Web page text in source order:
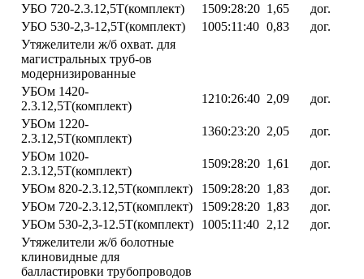
УБО 720-2.3.12,5Т(комплект)
1509:28:20 1,65
дог.
УБО 530-2,3-12,5Т(комплект)
1005:11:40 0,83
дог.
Утяжелители ж/б охват. для
магистральных труб-ов
модернизированные
УБОм 1420-
2.3.12,5Т(комплект)
1210:26:40 2,09
дог.
УБОм 1220-
2.3.12,5Т(комплект)
1360:23:20 2,05
дог.
УБОм 1020-
2.3.12,5Т(комплект)
1509:28:20 1,61
дог.
УБОм 820-2.3.12,5Т(комплект)
1509:28:20 1,83
дог.
УБОм 720-2.3.12,5Т(комплект)
1509:28:20 1,83
дог.
УБОм 530-2,3-12.5Т(комплект)
1005:11:40 2,12
дог.
Утяжелители ж/б болотные
клиновидные для
балластировки трубопроводов